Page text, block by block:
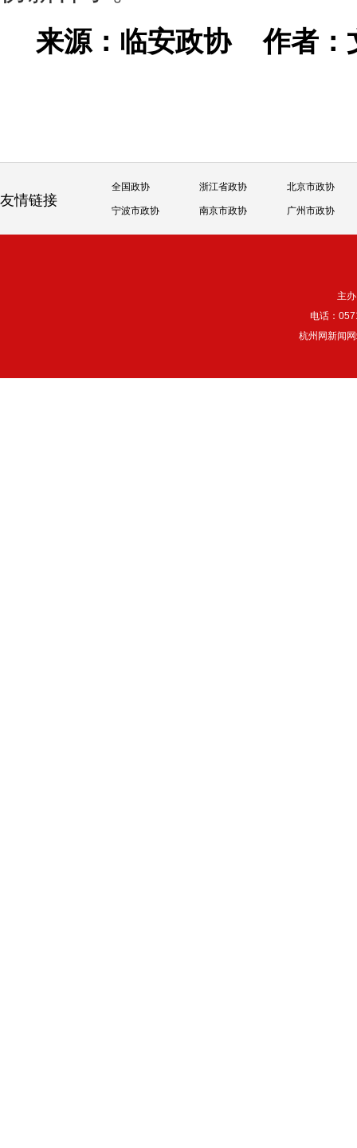
来源：临安政协作者
友情链接
全国政协 浙江省政协 北京市政协
宁波市政协 南京市政协 广州市政协
主
电话：
杭州网新闻